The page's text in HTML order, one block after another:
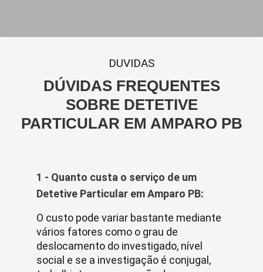
DUVIDAS
DÚVIDAS FREQUENTES
SOBRE DETETIVE
PARTICULAR EM AMPARO PB
1 - Quanto custa o serviço de um
Detetive Particular em Amparo PB:
O custo pode variar bastante mediante
vários fatores como o grau de
deslocamento do investigado, nível
social e se a investigação é conjugal,